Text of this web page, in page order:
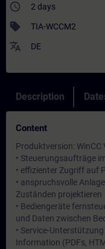
access_time 2 days
sell TIA-WCCM2
translate DE
Description
Content
Produktversion: WinCC
• Steuerungsaufträge
• effizienter Zugriff auf
• anspruchsvolle
Zuständen projektieren
• Bediengeräte
und Daten zwischen
• Service-
Information (PDFs,